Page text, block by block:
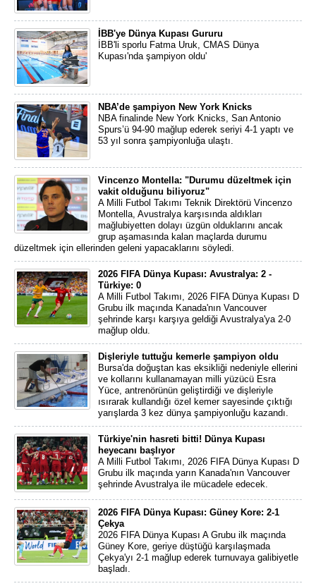
İBB'ye Dünya Kupası Gururu
İBB'li sporlu Fatma Uruk, CMAS Dünya
Kupası'nda şampiyon oldu'
NBA’de şampiyon New York Knicks
NBA finalinde New York Knicks, San Antonio
Spurs’ü 94-90 mağlup ederek seriyi 4-1 yaptı ve
53 yıl sonra şampiyonluğa ulaştı.
Vincenzo Montella: "Durumu düzeltmek için
vakit olduğunu biliyoruz"
A Milli Futbol Takımı Teknik Direktörü Vincenzo
Montella, Avustralya karşısında aldıkları
mağlubiyetten dolayı üzgün olduklarını ancak
grup aşamasında kalan maçlarda durumu
düzeltmek için ellerinden geleni yapacaklarını söyledi.
2026 FIFA Dünya Kupası: Avustralya: 2 -
Türkiye: 0
A Milli Futbol Takımı, 2026 FIFA Dünya Kupası D
Grubu ilk maçında Kanada'nın Vancouver
şehrinde karşı karşıya geldiği Avustralya'ya 2-0
mağlup oldu.
Dişleriyle tuttuğu kemerle şampiyon oldu
Bursa'da doğuştan kas eksikliği nedeniyle ellerini
ve kollarını kullanamayan milli yüzücü Esra
Yüce, antrenörünün geliştirdiği ve dişleriyle
ısırarak kullandığı özel kemer sayesinde çıktığı
yarışlarda 3 kez dünya şampiyonluğu kazandı.
Türkiye'nin hasreti bitti! Dünya Kupası
heyecanı başlıyor
A Milli Futbol Takımı, 2026 FIFA Dünya Kupası D
Grubu ilk maçında yarın Kanada'nın Vancouver
şehrinde Avustralya ile mücadele edecek.
2026 FIFA Dünya Kupası: Güney Kore: 2-1
Çekya
2026 FIFA Dünya Kupası A Grubu ilk maçında
Güney Kore, geriye düştüğü karşılaşmada
Çekya'yı 2-1 mağlup ederek turnuvaya galibiyetle
başladı.